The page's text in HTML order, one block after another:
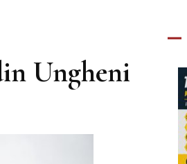
Ungheni